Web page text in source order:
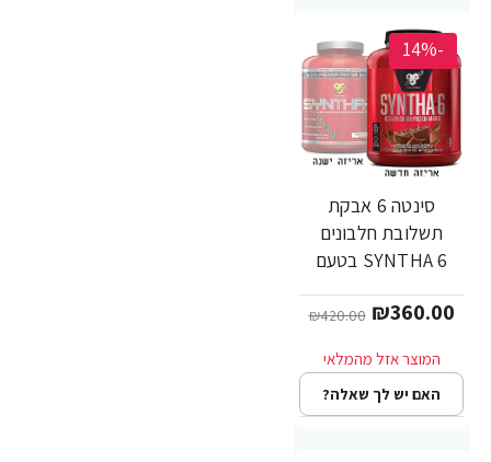
-14%
סינטה 6 אבקת
תשלובת חלבונים
SYNTHA 6 בטעם
2.27 ק"ג - מבית BSN
₪360.00
₪420.00
האם יש לך שאלה?